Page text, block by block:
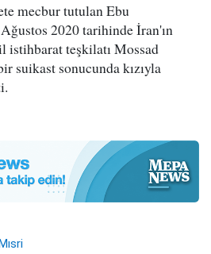
mecbur tutulan Ebu
2020 tarihinde İran'ın
istihbarat teşkilatı Mossad
suikast sonucunda kızıyla